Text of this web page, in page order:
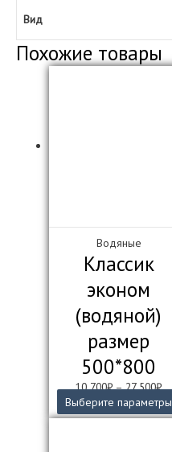
Вид
Похожие товары
Водяные
Классик
эконом
(водяной)
размер
500*800
10 700₽–27 500₽
Выберите параметры